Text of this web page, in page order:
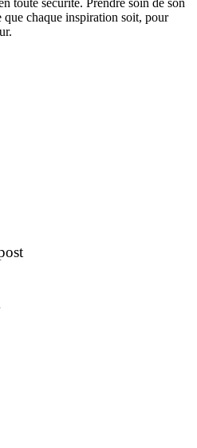
toute sécurité. Prendre soin de son
que chaque inspiration soit, pour